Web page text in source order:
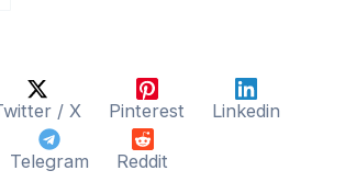
/ X Pinterest Linkedin
Telegram Reddit